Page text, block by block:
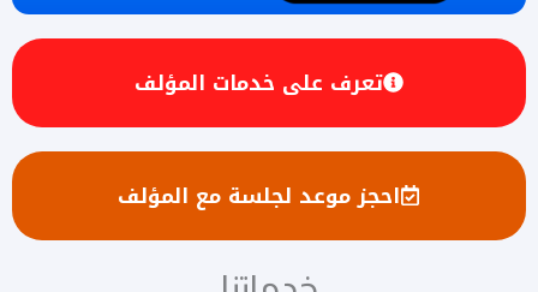
تعرف على خدمات المؤلف
احجز موعد لجلسة مع المؤلف